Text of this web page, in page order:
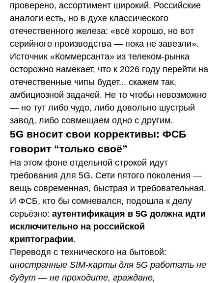
проверено, ассортимент широкий. Российские
аналоги есть, но в духе классического
отечественного железа: «всё хорошо, но вот
серийного производства — пока не завезли».
Источник «Коммерсанта» из телеком-рынка
осторожно намекает, что к 2026 году перейти на
отечественные чипы будет... скажем так,
амбициозной задачей. Не то чтобы невозможно
— но тут либо чудо, либо довольно шустрый
завод, либо совмещаем одно с другим.
5G вносит свои коррективы: ФСБ
говорит “только своё”
На этом фоне отдельной строкой идут
требования для 5G. Сети пятого поколения —
вещь современная, быстрая и требовательная.
И ФСБ, кто бы сомневался, подошла к делу
серьёзно: аутентификация в 5G должна идти
исключительно на российской
криптографии.
Переводя с технического на бытовой:
иностранные SIM-карты для 5G работать не
будут — не проходите, граждане,